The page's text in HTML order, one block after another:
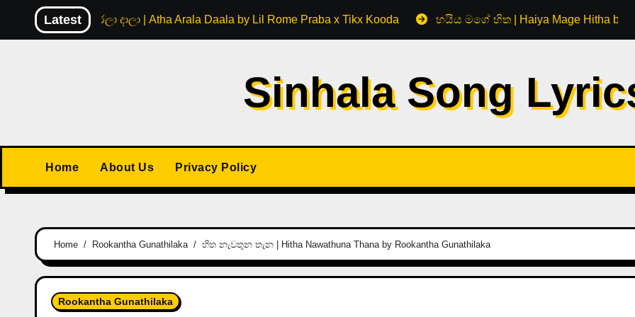
Latestඅත ඇරලා දාලා | Atha Arala Daala by Lil Rome Praba x Tikx Kooda හයිය මගේ හිත | Haiya Mage Hitha by
Sinhala Song
Home About Us Privacy Policy
Home Rookantha Gunathilaka හිත නැවතුන තැන | Hitha Nawathuna Thana by Rookantha Gunathilaka
Rookantha Gunathilaka